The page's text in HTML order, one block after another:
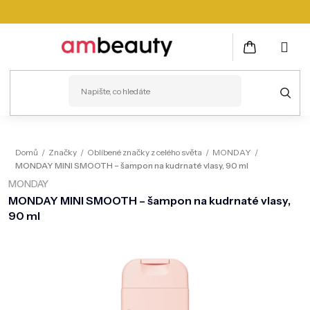
na
NÁKUPNÍ
KOŠÍK
VLASY
ZDRAVÍ
Domů / Značky / Oblíbené značky z celého světa / MONDAY /
MONDAY MINI SMOOTH – šampon na kudrnaté vlasy, 90 ml
MONDAY MINI SMOOTH – šampon na kudrnaté vlasy,
90 ml
MONDAY